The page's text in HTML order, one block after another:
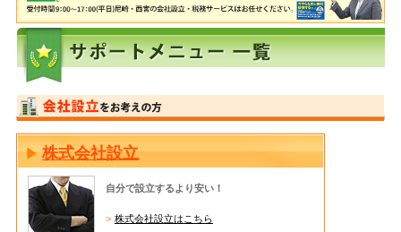
株式会社設立
自分で設立するより安い！
株式会社設立はこちら